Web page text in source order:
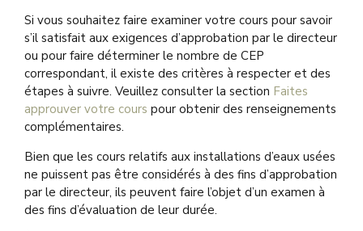
Si vous souhaitez faire examiner votre cours pour savoir
s’il satisfait aux exigences d’approbation par le directeur
ou pour faire déterminer le nombre de CEP
correspondant, il existe des critères à respecter et des
étapes à suivre. Veuillez consulter la section Faites
approuver votre cours pour obtenir des renseignements
complémentaires.
Bien que les cours relatifs aux installations d’eaux usées
ne puissent pas être considérés à des fins d’approbation
par le directeur, ils peuvent faire l’objet d’un examen à
des fins d’évaluation de leur durée.